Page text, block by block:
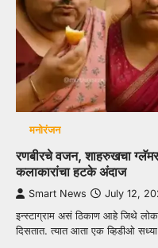
मनोरंजन
रणबीरचे वजन, शाहरुखचा
कलाकारांचा हटके अंदाज
Smart News July 12,
इन्स्टाग्राम असं ठिकाण आहे जिथे
दिसतात. त्यात आता एक व्हिडीओ